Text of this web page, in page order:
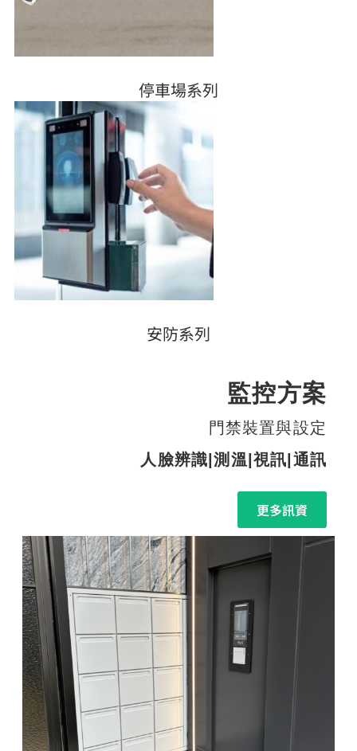
停車場系列
安防系列
監控方案
門禁裝置與設定
人臉辨識|測溫|視訊|通訊
更多訊資